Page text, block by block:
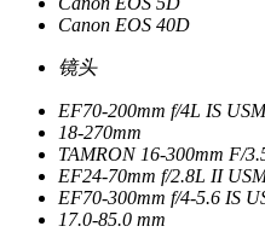
Canon EOS 40D
镜头
EF70-200mm f/4L IS USM
18-270mm
TAMRON 16-300mm F/
EF24-70mm f/2.8L II
EF70-300mm f/4-5.6 IS
17.0-85.0 mm